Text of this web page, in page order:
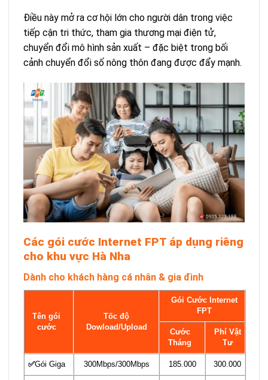
Điều này mở ra cơ hội lớn cho người dân trong việc
tiếp cận tri thức, tham gia thương mại điện tử,
chuyển đổi mô hình sản xuất – đặc biệt trong bối
cảnh chuyển đổi số nông thôn đang được đẩy mạnh.
Các gói cước Internet FPT áp dụng riêng
cho khu vực Hà Nha
Dành cho khách hàng cá nhân & gia đình
Tên gói
cước
Tốc độ
Dowload/Upload
Gói Cước Internet
FPT
Cước
Tháng
Phí Vật
Tư
✅Gói Giga 300Mbps/300Mbps 185.000 300.000